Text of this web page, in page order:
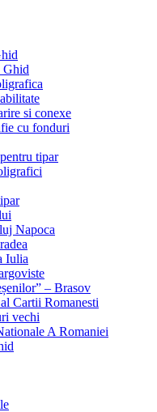
Ghid
si conexe
cu fonduri
tipar
Napoca
Iulia
– Brasov
Cartii Romanesti
vechi
A Romaniei